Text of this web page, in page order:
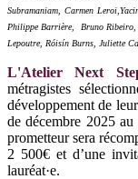
Subramaniam, Carmen
Philippe Barrière, Bruno
Lepoutre, Róisín Burns, Juliette
L'Atelier Next
métragistes
développement de
de décembre 2025
prometteur sera
2 500€ et d’une
lauréat·e.